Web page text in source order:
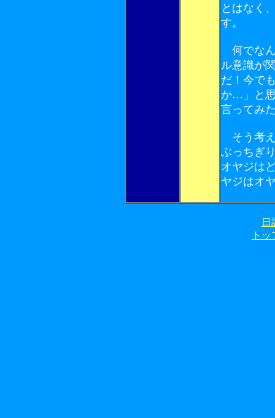
とはなく
す。
何でなん
ル意識が
だ！今で
か…」と
言ってみ
そう考え
ぶっちぎ
オヤジは
ヤジはオ
日
ト